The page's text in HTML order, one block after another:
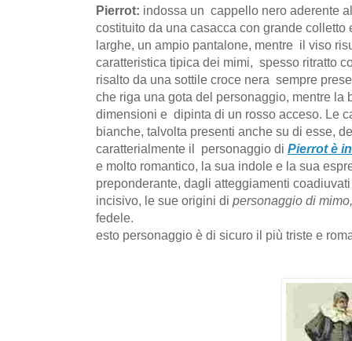
Pierrot: indossa un cappello nero aderente
costituito da una casacca con grande colletto
larghe, un ampio pantalone, mentre il viso
caratteristica tipica dei mimi, spesso ritratto
risalto da una sottile croce nera sempre
che riga una gota del personaggio, mentre la
dimensioni e dipinta di un rosso acceso. Le
bianche, talvolta presenti anche su di esse,
caratterialmente il personaggio di Pierrot è
e molto romantico, la sua indole e la sua
preponderante, dagli atteggiamenti
incisivo, le sue origini di personaggio di mimo,
fedele.
esto personaggio è di sicuro il più triste e